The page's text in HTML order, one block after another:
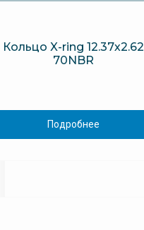
Кольцо X-ring 12.37х2.62
70NBR
Подробнее